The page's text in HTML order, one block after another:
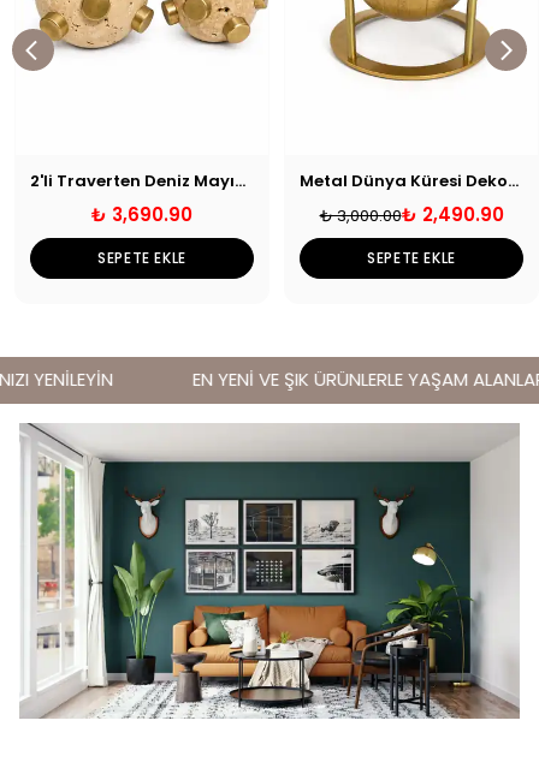
2'li Traverten Deniz Mayını Dekoratif Obje
₺ 3,690.90
SEPETE EKLE
Metal Dünya Küresi Dekoratif Obje
₺ 3,000.00₺ 2,490.90
SEPETE EKLE
YENİLEYİN EN YENİ VE ŞIK ÜRÜNLERLE YAŞAM